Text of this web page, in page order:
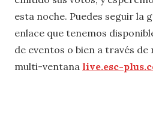
esta noche. Puedes seguir la
enlace que tenemos
de eventos o bien a través
multi-ventana live.esc-